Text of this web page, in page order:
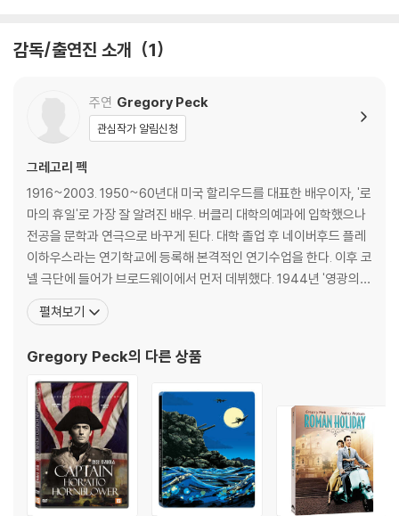
를 마른 천으로 닦으시거나, DVD 클리너 등 전용 제품을 이용하면 대부분
3) 일부 PC 연결형 ODD의 경우 호환 상의 문제로 정상적인 디스크도 재
생이 불가능한 경우가 있습니다. 독립형 전용 플레이어 사용을 권장드리
며, ODD 사용으로 인한 재생 불량의 경우 교환 시에도 동일한 오류가 발
생할 수 있음을 알려드립니다.
※ 디스크 외관 불량
디스크에 미세한 잔 흠집이 남아있거나 인쇄 면이 깨끗하지 않은 경우가
있으며, 상품의 불량이 아닙니다. 단, 재생에 이상이 있는 경우에는 불량으
로 인한 반품/교환이 가능합니다.
※ 교환/반품 안내
1) 불량으로 인한 교환/반품 요청 시에는 불량 확인을 위해 개봉 시의 동영
상을 요청할 수 있으며, 동영상이 없는 경우 교환/반품이 제한될 수 있습니
관련 사진과 동영상 및 재생 기기 모델명을 첨부하여 첨부하여 고객센터에
문의 바랍니다.
2) 사양 오인지, 오 구매, 변심 사유로의 반품은 제품 개봉 전에만 운임비
부담 후 처리 가능합니다.
3) 스틸북 한정판, 초회 한정판의 경우 제작 수량이 한정되어 있고, 택배
이동 과정에서의 손상이 발생하면, 재 판매가 어려우므로 신중한 구매 선
감독/출연진 소개 1
주연 Gregory Peck
관심작가 알림신청
그레고리 펙
1916~2003. 1950~60년대 미국 할리우드를 대표한 배우이자, '로
마의 휴일'로 가장 잘 알려진 배우. 버클리 대학의예과에 입학했으나
전공을 문학과 연극으로 바꾸게 된다. 대학 졸업 후 네이버후드 플레
이하우스라는 연기학교에 등록해 본격적인 연기수업을 한다. 이후 코
넬 극단에 들어가 브로드웨이에서 먼저 데뷔했다. 1944년 '영광의
나날'로 영화 데뷔한 후 같은 해 출연한 '왕국의 열쇠'로 그 해 아카데
미에 노미네이트 되면서 스타덤에 올랐다. 1961년 '나바론'의 대성공
화 인생의 절정에 오른다. '백경'
펼쳐보기
Gregory Peck의 다른 상품